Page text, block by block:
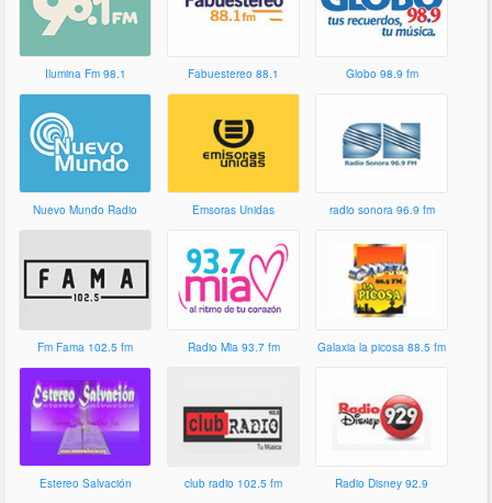
Ilumina Fm 98.1 Fabuestereo 88.1 Globo 98.9 fm
Nuevo Mundo Radio Emsoras Unidas radio sonora 96.9 fm
Fm Fama 102.5 fm Radio Mia 93.7 fm Galaxia la picosa 88.5 fm
Estereo Salvación club radio 102.5 fm
Radio Disney 92.9